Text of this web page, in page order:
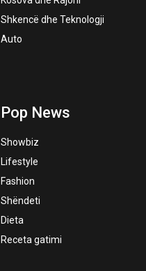
Shkencë dhe Teknologji
Auto
Pop News
Showbiz
Lifestyle
Fashion
Shëndeti
Dieta
Receta gatimi